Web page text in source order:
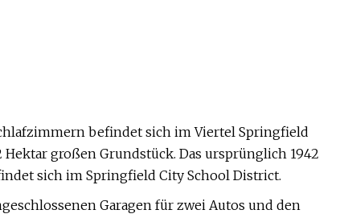
befindet sich im Viertel Springfield
großen Grundstück. Das ursprünglich 1942
sich im Springfield City School District.
Garagen für zwei Autos und den